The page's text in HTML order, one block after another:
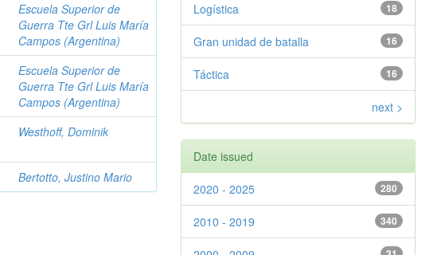
Escuela Superior de
Guerra Tte Grl Luis María
Campos (Argentina)
Escuela Superior de
Guerra Tte Grl Luis María
Campos (Argentina)
Westhoff, Dominik
Bertotto, Justino Mario
18
Logística
16
Gran unidad de batalla
16
Táctica
next >
Date issued
280
2020 - 2025
340
2010 - 2019